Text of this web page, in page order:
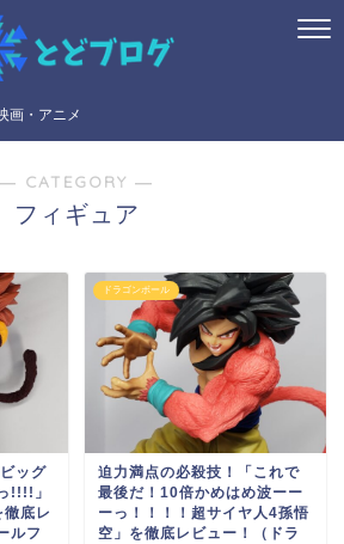
画・アニメ
― CATEGORY ―
フィギュア
ッグ
!!!!」
底レ
ルフ
ドラゴンボール
迫力満点の必殺技！「これで
最後だ！10倍かめはめ波ーー
ーっ！！！！超サイヤ人4孫悟
空」を徹底レビュー！（ドラ